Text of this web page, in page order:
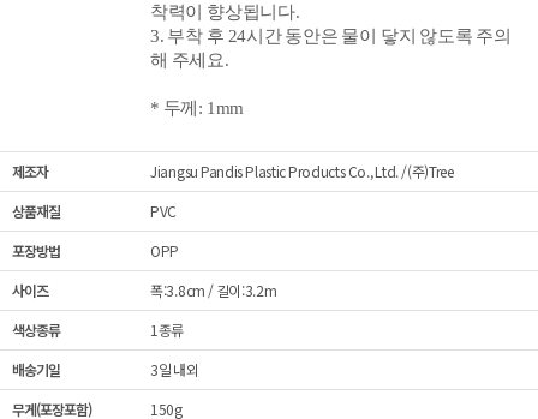
착력이 향상됩니다.
3. 부착 후 24시간 동안은 물이 닿지 않도록 주의
해 주세요.
* 두께: 1mm
제조자
Jiangsu Pandis Plastic Products Co., Ltd. /(주)Tree
상품재질
PVC
포장방법
OPP
사이즈
폭:3.8cm / 길이:3.2m
색상종류
1종류
배송기일
3일 내외
무게(포장포함)
150g